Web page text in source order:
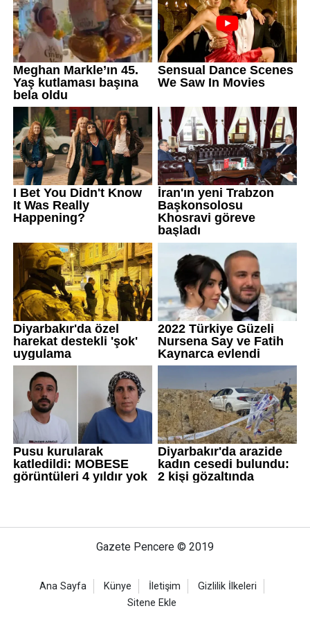
Gazete Pencere © 2019
Ana Sayfa Künye İletişim
Gizlilik İlkeleri
Sitene Ekle